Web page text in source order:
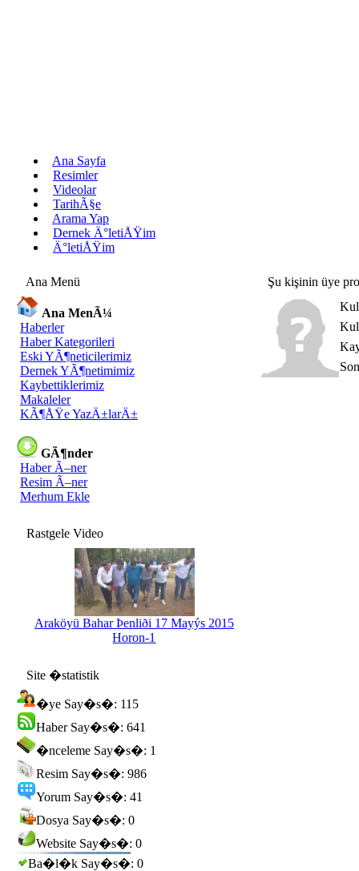
Ana Sayfa
Resimler
Videolar
TarihÃ§e
Arama Yap
Dernek Ä°letiÅŸim
Ä°letiÅŸim
Ana Menü
Ana MenÃ¼
Haberler
Haber Kategorileri
Eski YÃ¶neticilerimiz
Dernek YÃ¶netimimiz
Kaybettiklerimiz
Makaleler
KÃ¶ÅŸe YazÄ±larÄ±
GÃ¶nder
Haber Ã–ner
Resim Ã–ner
Merhum Ekle
Rastgele Video
Araköyü Bahar Þenliði 17 Mayýs 2015
Horon-1
Site �statistik
�ye Say�s�: 115
Haber Say�s�: 641
�nceleme Say�s�: 1
Resim Say�s�: 986
Yorum Say�s�: 41
Dosya Say�s�: 0
Website Say�s�: 0
Ba�l�k Say�s�: 0
Şu kişinin üye